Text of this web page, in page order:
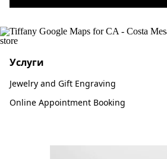
Услуги
Jewelry and Gift Engraving
Online Appointment Booking